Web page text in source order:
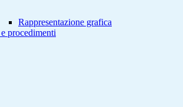
Rappresentazione grafica
procedimenti